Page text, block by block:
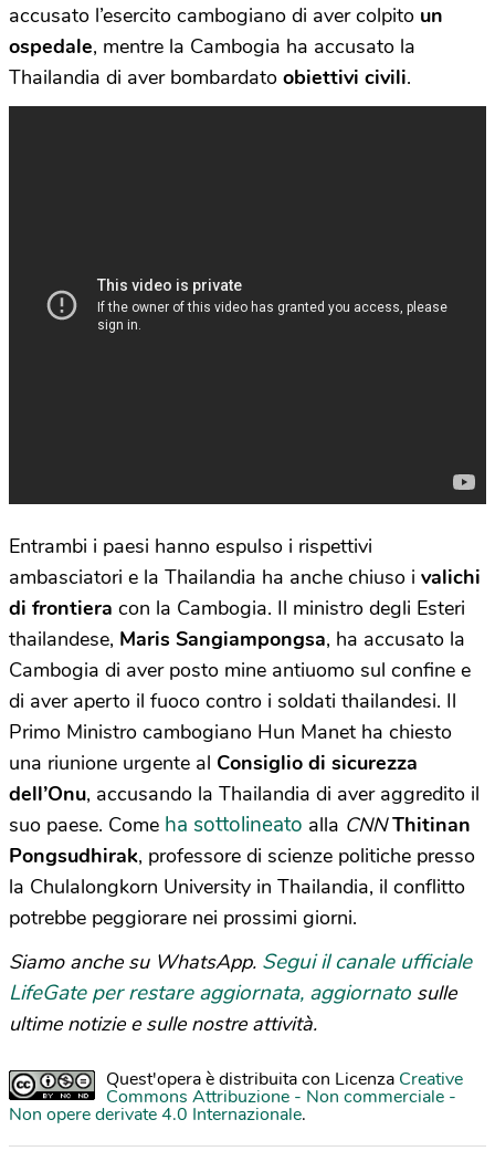
accusato l’esercito cambogiano di aver colpito un
ospedale, mentre la Cambogia ha accusato la
Thailandia di aver bombardato obiettivi civili.
Entrambi i paesi hanno espulso i rispettivi
ambasciatori e la Thailandia ha anche chiuso i valichi
di frontiera con la Cambogia. Il ministro degli Esteri
thailandese, Maris Sangiampongsa, ha accusato la
Cambogia di aver posto mine antiuomo sul confine e
di aver aperto il fuoco contro i soldati thailandesi. Il
Primo Ministro cambogiano Hun Manet ha chiesto
una riunione urgente al Consiglio di sicurezza
dell’Onu, accusando la Thailandia di aver aggredito il
suo paese. Come ha sottolineato alla CNNThitinan
Pongsudhirak, professore di scienze politiche presso
la Chulalongkorn University in Thailandia, il conflitto
potrebbe peggiorare nei prossimi giorni.
Siamo anche su WhatsApp. Segui il canale ufficiale
LifeGate per restare aggiornata, aggiornato sulle
ultime notizie e sulle nostre attività.
Quest'opera è distribuita con Licenza Creative
Commons Attribuzione - Non commerciale -
Non opere derivate 4.0 Internazionale.